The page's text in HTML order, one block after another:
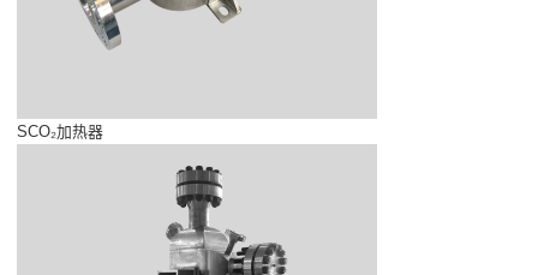
SCO₂加热器